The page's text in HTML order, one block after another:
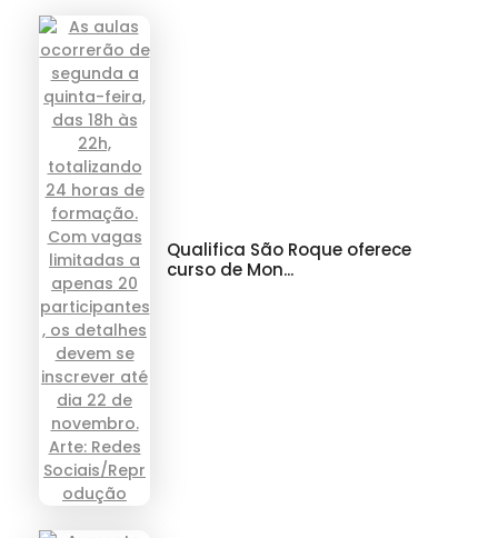
Qualifica São Roque oferece
curso de Mon...